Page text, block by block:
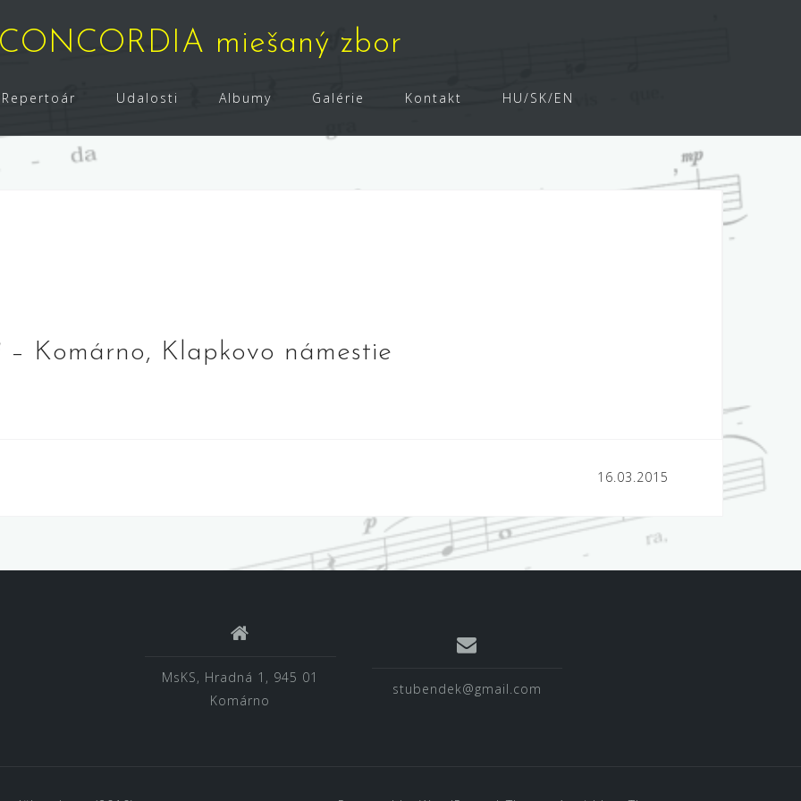
CONCORDIA miešaný zbor
Repertoár Udalosti Albumy Galérie Kontakt HU/SK/EN
– Komárno, Klapkovo námestie
16.03.2015
MsKS, Hradná 1, 945 01
Komárno
stubendek@gmail.com